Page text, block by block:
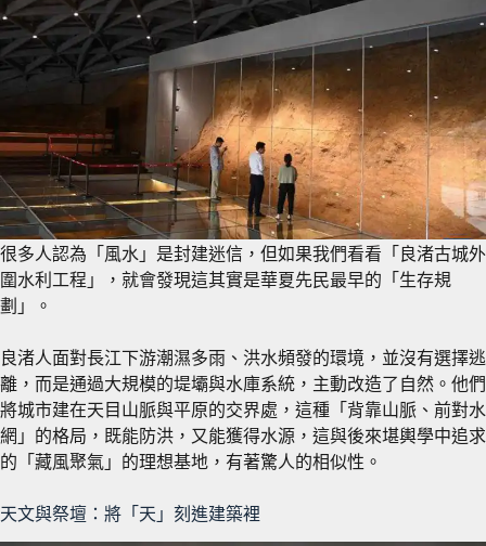
很多人認為「風水」是封建迷信，但如果我們看看「良渚古城外
圍水利工程」，就會發現這其實是華夏先民最早的「生存規
劃」。
良渚人面對長江下游潮濕多雨、洪水頻發的環境，並沒有選擇逃
離，而是通過大規模的堤壩與水庫系統，主動改造了自然。 他們
將城市建在天目山脈與平原的交界處，這種「背靠山脈、前對水
網」的格局，既能防洪，又能獲得水源，這與後來堪輿學中追求
的「藏風聚氣」的理想基地，有著驚人的相似性。
天文與祭壇：將「天」刻進建築裡